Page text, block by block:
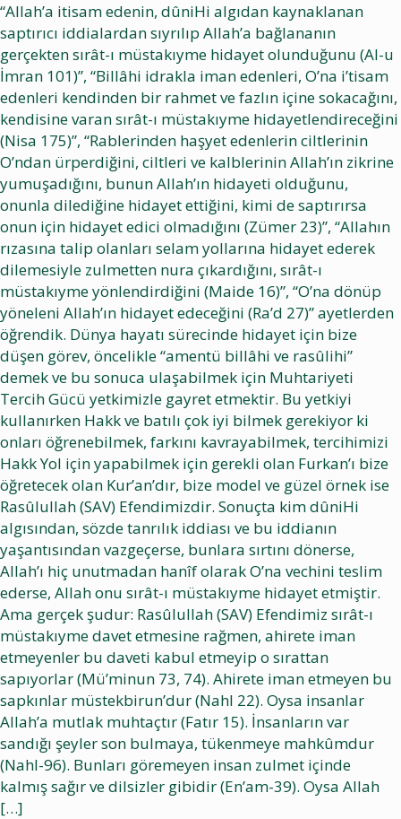
“Allah’a itisam edenin, dûniHi algıdan kaynaklanan
saptırıcı iddialardan sıyrılıp Allah’a bağlananın
gerçekten sırât-ı müstakıyme hidayet olunduğunu (Al-u
İmran 101)”, “Billâhi idrakla iman edenleri, O’na i’tisam
edenleri kendinden bir rahmet ve fazlın içine sokacağını,
kendisine varan sırât-ı müstakıyme hidayetlendireceğini
(Nisa 175)”, “Rablerinden haşyet edenlerin ciltlerinin
O’ndan ürperdiğini, ciltleri ve kalblerinin Allah’ın zikrine
yumuşadığını, bunun Allah’ın hidayeti olduğunu,
onunla dilediğine hidayet ettiğini, kimi de saptırırsa
onun için hidayet edici olmadığını (Zümer 23)”, “Allahın
rızasına talip olanları selam yollarına hidayet ederek
dilemesiyle zulmetten nura çıkardığını, sırât-ı
müstakıyme yönlendirdiğini (Maide 16)”, “O’na dönüp
yöneleni Allah’ın hidayet edeceğini (Ra’d 27)” ayetlerden
öğrendik. Dünya hayatı sürecinde hidayet için bize
düşen görev, öncelikle “amentü billâhi ve rasûlihi”
demek ve bu sonuca ulaşabilmek için Muhtariyeti
Tercih Gücü yetkimizle gayret etmektir. Bu yetkiyi
kullanırken Hakk ve batılı çok iyi bilmek gerekiyor ki
onları öğrenebilmek, farkını kavrayabilmek, tercihimizi
Hakk Yol için yapabilmek için gerekli olan Furkan’ı bize
öğretecek olan Kur’an’dır, bize model ve güzel örnek ise
Rasûlullah (SAV) Efendimizdir. Sonuçta kim dûniHi
algısından, sözde tanrılık iddiası ve bu iddianın
yaşantısından vazgeçerse, bunlara sırtını dönerse,
Allah’ı hiç unutmadan hanîf olarak O’na vechini teslim
ederse, Allah onu sırât-ı müstakıyme hidayet etmiştir.
Ama gerçek şudur: Rasûlullah (SAV) Efendimiz sırât-ı
müstakıyme davet etmesine rağmen, ahirete iman
etmeyenler bu daveti kabul etmeyip o sırattan
sapıyorlar (Mü’minun 73, 74). Ahirete iman etmeyen bu
sapkınlar müstekbirun’dur (Nahl 22). Oysa insanlar
Allah’a mutlak muhtaçtır (Fatır 15). İnsanların var
sandığı şeyler son bulmaya, tükenmeye mahkûmdur
(Nahl-96). Bunları göremeyen insan zulmet içinde
kalmış sağır ve dilsizler gibidir (En’am-39). Oysa Allah
[…]